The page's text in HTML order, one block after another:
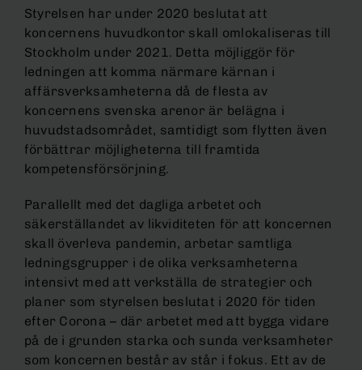
Styrelsen har under 2020 beslutat att
koncernens huvudkontor skall omlokaliseras till
Stockholm under 2021. Detta möjliggör för
ledningen att komma närmare kärnan i
affärsverksamheterna då de flesta av
koncernens svenska arenor är belägna i
huvudstadsområdet, samtidigt som flytten även
förbättrar möjligheterna till framtida
kompetensförsörjning.
Parallellt med det dagliga arbetet och
säkerställandet av likviditeten för att koncernen
skall överleva pandemin, arbetar samtliga
ledningsgrupper i de olika verksamheterna
intensivt med att verkställa de strategier och
planer som styrelsen beslutat i 2020 för tiden
efter Corona – där arbetet med att bygga vidare
på de i grunden starka och sunda verksamheter
som koncernen består av står i fokus. Ett av de